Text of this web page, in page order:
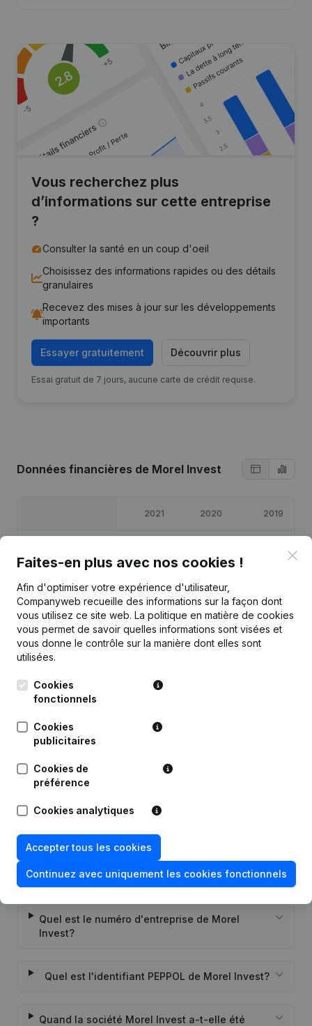
Vous recherchez plus
d’informations sur cette entreprise
?
Consulter la santé en un coup d'oeil
Choisissez des informations rapides ou des détails
granulaires
Recevez des mises à jour sur les développements
importants
Essayer gratuitement Découvrir plus
Essai gratuit de 7 jours, aucune carte de crédit requise.
Données financières de Morel Invest
2021 2020 2019
Capitaux propres 121 893 €144 185
Marge brute €-1 793 €16 693 € 17 356
Publicationsde Morel Invest
Date
27-12-2018
Rubrique Constitution (Nouvelle
Questions fréquemment posées
Quel est le numéro d'entreprise de Morel
Invest?
Quel est l'identifiant PEPPOL de Morel Invest?
Quand la société Morel Invest a-t-elle été
Faites-en plus avec nos cookies !
Afin d'optimiser votre expérience d'utilisateur,
Companyweb recueille des informations sur la façon dont
vous utilisez ce site web. La politique en matière de cookies
vous permet de savoir quelles informations sont visées et
vous donne le contrôle sur la manière dont elles sont
utilisées.
Cookies
fonctionnels
Cookies
publicitaires
Cookies de
préférence
Cookies analytiques
Accepter tous les cookies
Continuez avec uniquement les cookies fonctionnels